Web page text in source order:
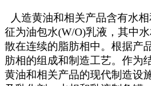
人造黄油和相关产品含有水
征为油包水(W/O)乳液，其中
散在连续的脂肪相中。根据产
肪相的组成和制造工艺。作为
黄油和相关产品的现代制造设